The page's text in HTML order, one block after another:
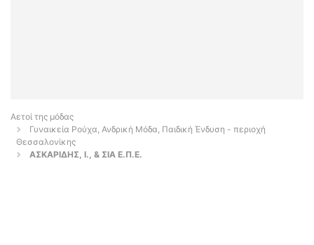
Αετοί της μόδας
Γυναικεία Ρούχα, Ανδρική Μόδα, Παιδική Ένδυση - περιοχή
Θεσσαλονίκης
ΑΣΚΑΡΙΔΗΣ, Ι., & ΣΙΑ Ε.Π.Ε.